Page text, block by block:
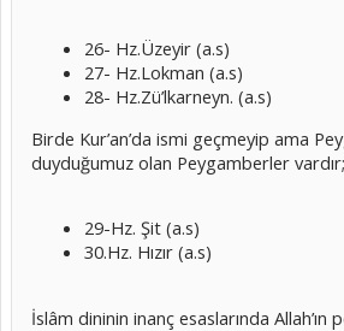
26- Hz.Üzeyir (a.s)
27- Hz.Lokman (a.s)
28- Hz.Zü’lkarneyn. (a.s)
Birde Kur’an’da ismi geçmeyip ama
duyduğumuz olan Peygamberler vardır;
29-Hz. Şit (a.s)
30.Hz. Hızır (a.s)
İslâm dininin inanç esaslarında